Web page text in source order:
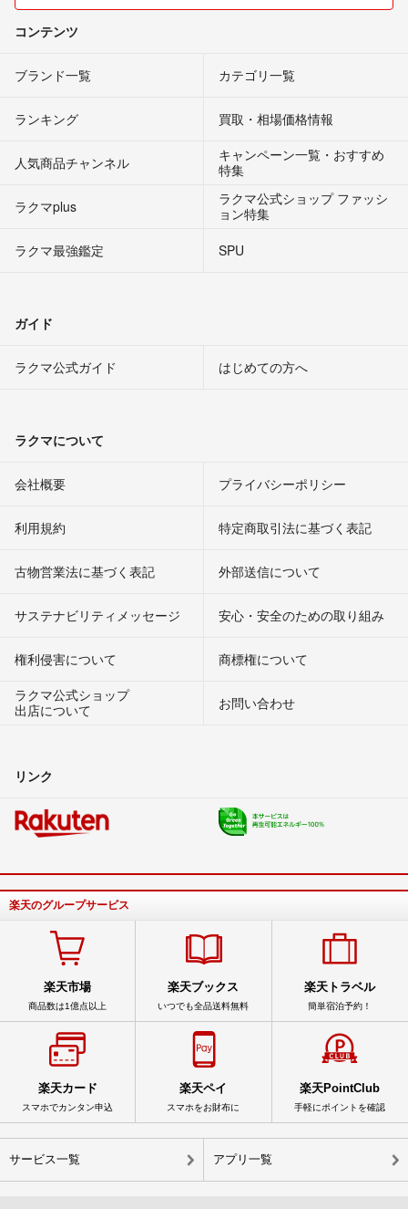
コンテンツ
ブランド一覧 カテゴリ一覧
ランキング 買取・相場価格情報
人気商品チャンネル
キャンペーン一覧・おすすめ
特集
ラクマplus
ラクマ公式ショップ ファッシ
ョン特集
ラクマ最強鑑定
SPU
ガイド
ラクマ公式ガイド はじめての方へ
ラクマについて
会社概要 プライバシーポリシー
利用規約 特定商取引法に基づく表記
古物営業法に基づく表記 外部送信について
サステナビリティメッセージ 安心・安全のための取り組み
権利侵害について
商標権について
ラクマ公式ショップ
出店について
お問い合わせ
リンク
楽天のグループサービス
楽天市場
商品数は1億点以上
楽天ブックス
いつでも全品送料無料
楽天トラベル
簡単宿泊予約！
楽天カード
スマホでカンタン申込
楽天ペイ
スマホをお財布に
楽天PointClub
手軽にポイントを確認
サービス一覧 アプリ一覧